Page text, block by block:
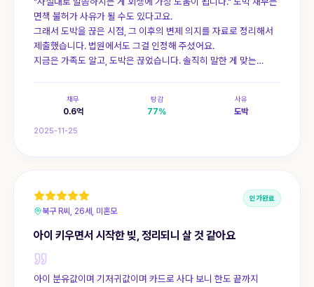
면책 불허가 사유가 될 수도 있다고요.
그래서 도박을 끊은 시점, 그 이후의 변제 의지를 자료로 정리해서
제출했습니다. 법원에서도 그걸 인정해 주셨어요.
지금은 가족도 알고, 도박은 끊었습니다. 솔직히 말한 게 맞는
채무
0.6억
탕감
77%
사유
도박
2025-11-25
북구 R씨, 26세, 미혼모
인가완료
아이 키우면서 시작한 빚, 정리되니 살 것 같아요
아이 분유값이며 기저귀값이며 카드로 사다 보니 한도 끝까지